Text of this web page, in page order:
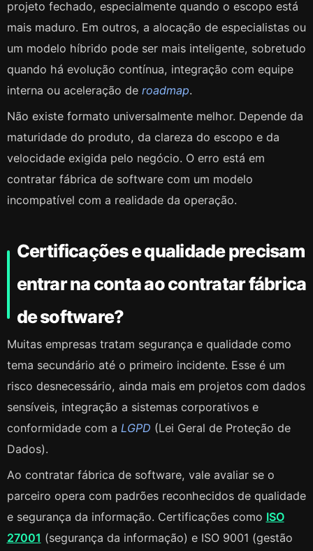
projeto fechado, especialmente quando o escopo está
mais maduro. Em outros, a alocação de especialistas ou
um modelo híbrido pode ser mais inteligente, sobretudo
quando há evolução contínua, integração com equipe
interna ou aceleração de roadmap.
Não existe formato universalmente melhor. Depende da
maturidade do produto, da clareza do escopo e da
velocidade exigida pelo negócio. O erro está em
contratar fábrica de software com um modelo
incompatível com a realidade da operação.
Certificações e qualidade precisam
entrar na conta ao contratar fábrica
de software?
Muitas empresas tratam segurança e qualidade como
tema secundário até o primeiro incidente. Esse é um
risco desnecessário, ainda mais em projetos com dados
sensíveis, integração a sistemas corporativos e
conformidade com a LGPD (Lei Geral de Proteção de
Dados).
Ao contratar fábrica de software, vale avaliar se o
parceiro opera com padrões reconhecidos de qualidade
e segurança da informação. Certificações como ISO
27001 (segurança da informação) e ISO 9001 (gestão